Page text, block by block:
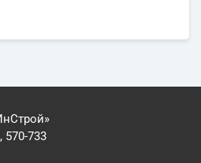
570-733